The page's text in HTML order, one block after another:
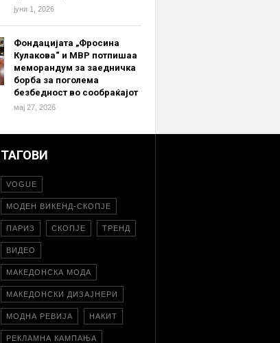
јуни 1, 2026
Фондацијата „Фросина
Кулакова“ и МВР потпишаа
меморандум за заедничка
борба за поголема
безбедност во сообраќајот
мај 27, 2026
ТАГОВИ
VOGUE
МОДЕН ВИКЕНД-СКОПЈЕ
ПАРИЗ СКОПЈЕ ТРЕНД
ВИДЕО
МАКЕДОНСКА МОДА
МАКЕДОНСКИ ДИЗАЈНЕРИ
МОДНА РЕВИЈА НАКИТ
РЕКЛАМНА КАМПАЊА